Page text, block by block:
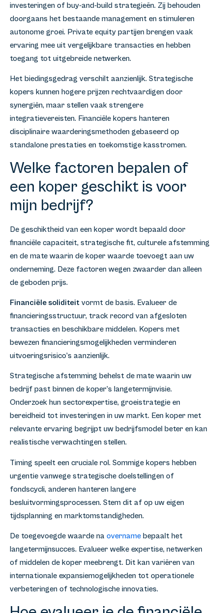
investeringen of buy-and-build strategieën. Zij behouden
doorgaans het bestaande management en stimuleren
autonome groei. Private equity partijen brengen vaak
ervaring mee uit vergelijkbare transacties en hebben
toegang tot uitgebreide netwerken.
Het biedingsgedrag verschilt aanzienlijk. Strategische
kopers kunnen hogere prijzen rechtvaardigen door
synergiën, maar stellen vaak strengere
integratievereisten. Financiële kopers hanteren
disciplinaire waarderingsmethoden gebaseerd op
standalone prestaties en toekomstige kasstromen.
Welke factoren bepalen of
een koper geschikt is voor
mijn bedrijf?
De geschiktheid van een koper wordt bepaald door
financiële capaciteit, strategische fit, culturele afstemming
en de mate waarin de koper waarde toevoegt aan uw
onderneming. Deze factoren wegen zwaarder dan alleen
de geboden prijs.
Financiële soliditeit vormt de basis. Evalueer de
financieringsstructuur, track record van afgesloten
transacties en beschikbare middelen. Kopers met
bewezen financieringsmogelijkheden verminderen
uitvoeringsrisico’s aanzienlijk.
Strategische afstemming behelst de mate waarin uw
bedrijf past binnen de koper’s langetermijnvisie.
Onderzoek hun sectorexpertise, groeistrategie en
bereidheid tot investeringen in uw markt. Een koper met
relevante ervaring begrijpt uw bedrijfsmodel beter en kan
realistische verwachtingen stellen.
Timing speelt een cruciale rol. Sommige kopers hebben
urgentie vanwege strategische doelstellingen of
fondscycli, anderen hanteren langere
besluitvormingsprocessen. Stem dit af op uw eigen
tijdsplanning en marktomstandigheden.
De toegevoegde waarde na overname bepaalt het
langetermijnsucces. Evalueer welke expertise, netwerken
of middelen de koper meebrengt. Dit kan variëren van
internationale expansiemogelijkheden tot operationele
verbeteringen of technologische innovaties.